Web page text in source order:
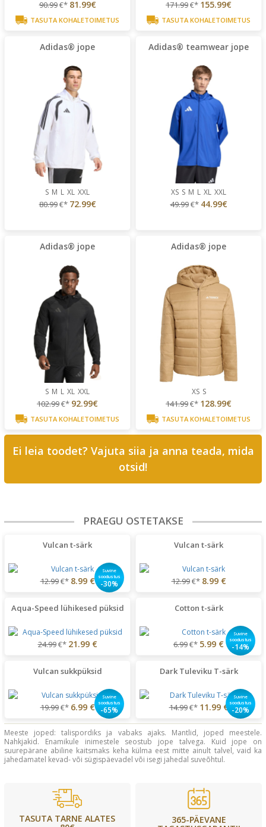
90.99€* 81.99€
TASUTA KOHALETOIMETUS
171.99€* 155.99€
TASUTA KOHALETOIMETUS
Adidas® jope
S M L XL XXL
80.99€* 72.99€
Adidas® teamwear jope
XS S M L XL XXL
49.99€* 44.99€
Adidas® jope
S M L XL XXL
102.99€* 92.99€
TASUTA KOHALETOIMETUS
Adidas® jope
XS S
141.99€* 128.99€
TASUTA KOHALETOIMETUS
Ei leia toodet? Vajuta siia ja anna teada, mida
otsid!
PRAEGU OSTETAKSE
Vulcan t-särk
Suvine
soodustus
-30%
12.99€* 8.99 €
Vulcan t-särk
12.99€* 8.99 €
Aqua-Speed lühikesed püksid
24.99€* 21.99 €
Cotton t-särk
Suvine
soodustus
-14%
6.99€* 5.99 €
Vulcan sukkpüksid
Suvine
soodustus
-65%
19.99€* 6.99 €
Dark Tuleviku T-särk
Suvine
soodustus
-20%
14.99€* 11.99 €
Meeste joped: talispordiks ja vabaks ajaks. Mantlid, joped meestele.
Nahkjakid. Enamikule inimestele seostub jope talvega. Kuid jope on
suurepärane abiline kaitsmaks keha külma eest mitte ainult talvel, vaid ka
jahedamatel kevad- või sügispäevadel või isegi jahedal suveõhtul.
TASUTA TARNE ALATES 365-PÄEVANE